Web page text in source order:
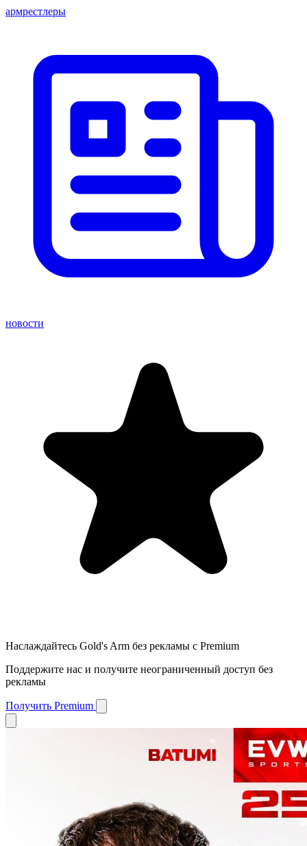
армрестлеры
новости
Наслаждайтесь Gold's Arm без рекламы с Premium
Поддержите нас и получите неограниченный доступ без
рекламы
Получить Premium